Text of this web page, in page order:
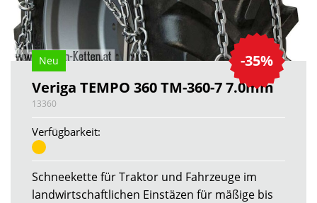
-35%
Neu
Veriga TEMPO 360 TM-360-7 7.0mm
13360
Verfügbarkeit:
Schneekette für Traktor und Fahrzeuge im
landwirtschaftlichen Einstäzen für mäßige bis